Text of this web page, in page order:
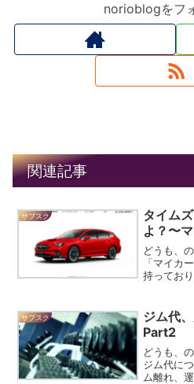
norioblogをフ
関連記事
サブスク
タイム
よ？〜
どうも、
「マイカ
持ってお
をご紹介
カーを維
サブスク
ジム代
Part2
どうも、
ジム代に
ム離れ、